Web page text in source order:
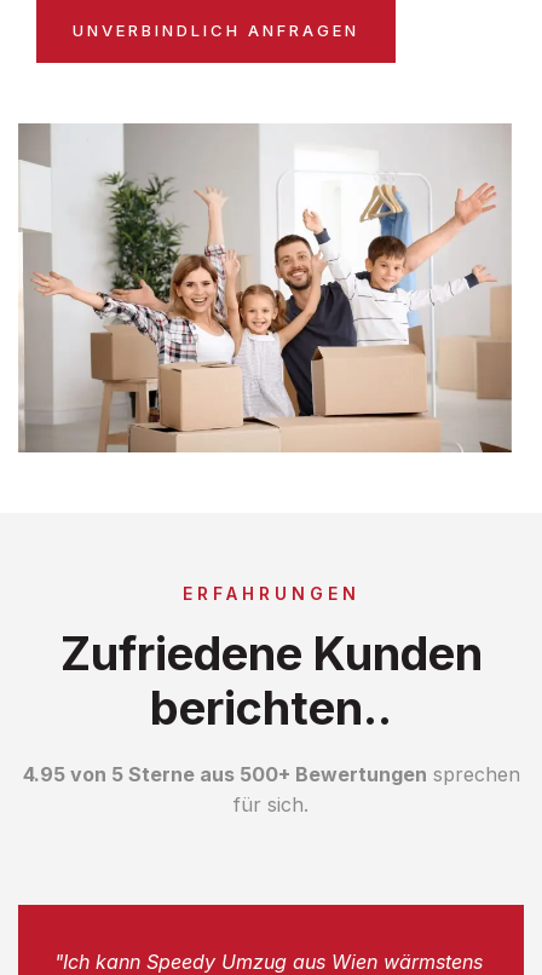
UNVERBINDLICH ANFRAGEN
ERFAHRUNGEN
Zufriedene Kunden
berichten..
4.95 von 5 Sterne aus 500+ Bewertungen sprechen
für sich.
"Ich kann Speedy Umzug aus Wien wärmstens